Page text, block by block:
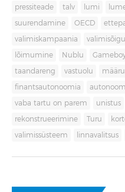
pressiteade talv lumi
suurendamine OECD
valimiskampaania
lõimumine Nublu
taandareng vastuolu
finantsautonoomia
vaba tartu on parem unistus
rekonstrueerimine Turu
valimissüsteem linnavalitsus